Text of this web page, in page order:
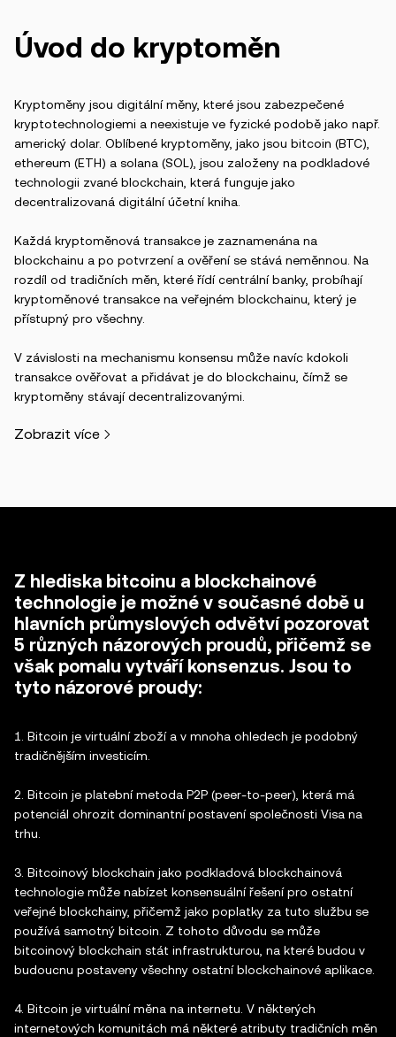
Úvod do kryptoměn
Kryptoměny jsou digitální měny, které jsou zabezpečené
kryptotechnologiemi a neexistuje ve fyzické podobě jako např.
americký dolar. Oblíbené kryptoměny, jako jsou bitcoin (BTC),
ethereum (ETH) a solana (SOL), jsou založeny na podkladové
technologii zvané blockchain, která funguje jako
decentralizovaná digitální účetní kniha.
Každá kryptoměnová transakce je zaznamenána na
blockchainu a po potvrzení a ověření se stává neměnnou. Na
rozdíl od tradičních měn, které řídí centrální banky, probíhají
kryptoměnové transakce na veřejném blockchainu, který je
přístupný pro všechny.
V závislosti na mechanismu konsensu může navíc kdokoli
transakce ověřovat a přidávat je do blockchainu, čímž se
kryptoměny stávají decentralizovanými.
Zobrazit více
Z hlediska bitcoinu a blockchainové
technologie je možné v současné době u
hlavních průmyslových odvětví pozorovat
5 různých názorových proudů, přičemž se
však pomalu vytváří konsenzus. Jsou to
tyto názorové proudy:
1. Bitcoin je virtuální zboží a v mnoha ohledech je podobný
tradičnějším investicím.
2. Bitcoin je platební metoda P2P (peer-to-peer), která má
potenciál ohrozit dominantní postavení společnosti Visa na
trhu.
3. Bitcoinový blockchain jako podkladová blockchainová
technologie může nabízet konsensuální řešení pro ostatní
veřejné blockchainy, přičemž jako poplatky za tuto službu se
používá samotný bitcoin. Z tohoto důvodu se může
bitcoinový blockchain stát infrastrukturou, na které budou v
budoucnu postaveny všechny ostatní blockchainové aplikace.
4. Bitcoin je virtuální měna na internetu. V některých
internetových komunitách má některé atributy tradičních měn